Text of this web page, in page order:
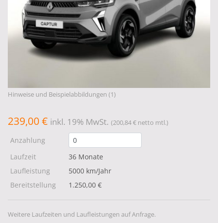
Hinweise und Beispielabbildungen (1)
239,00 € inkl. 19% MwSt. (200,84 € netto mtl.)
Anzahlung
Laufzeit
36 Monate
Laufleistung
5000 km/Jahr
Bereitstellung
1.250,00 €
Weitere Laufzeiten und Laufleistungen auf Anfrage.